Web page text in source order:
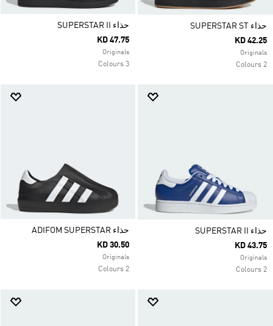
حذاء SUPERSTAR ST
KD 42.25
Originals
2 Colours
حذاء SUPERSTAR II
KD 47.75
Originals
3 Colours
حذاء SUPERSTAR II
KD 43.75
Originals
2 Colours
حذاء ADIFOM SUPERSTAR
KD 30.50
Originals
2 Colours